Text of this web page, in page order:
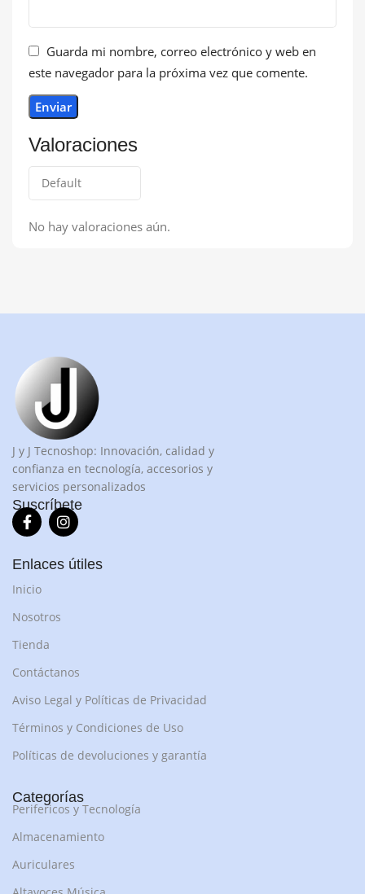
Valoraciones
No hay valoraciones aún.
Guarda mi nombre, correo electrónico y web en
este navegador para la próxima vez que comente.
J y J Tecnoshop: Innovación, calidad y
confianza en tecnología, accesorios y
servicios personalizados
Suscríbete
Enlaces útiles
Inicio
Nosotros
Tienda
Contáctanos
Aviso Legal y Políticas de Privacidad
Términos y Condiciones de Uso
Políticas de devoluciones y garantía
Categorías
Perifericos y Tecnología
Almacenamiento
Auriculares